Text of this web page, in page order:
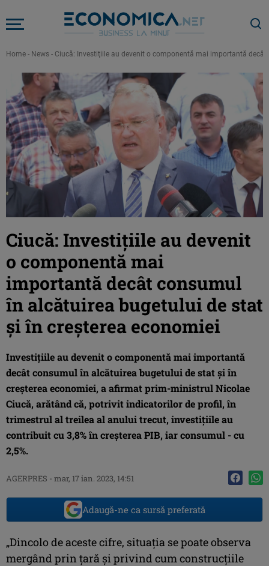
Home - News - Ciucă: Investiţiile au devenit o componentă mai importantă
Ciucă: Investiţiile au devenit
o componentă mai
importantă decât consumul
în alcătuirea bugetului de stat
şi în creşterea economiei
Investiţiile au devenit o componentă mai importantă
decât consumul în alcătuirea bugetului de stat şi în
creşterea economiei, a afirmat prim-ministrul Nicolae
Ciucă, arătând că, potrivit indicatorilor de profil, în
trimestrul al treilea al anului trecut, investiţiile au
contribuit cu 3,8% în creşterea PIB, iar consumul - cu
2,5%.
AGERPRES - mar, 17 ian. 2023, 14:51
Adaugă-ne ca sursă preferată
„Dincolo de aceste cifre, situaţia se poate observa
mergând prin ţară şi privind cum construcţiile